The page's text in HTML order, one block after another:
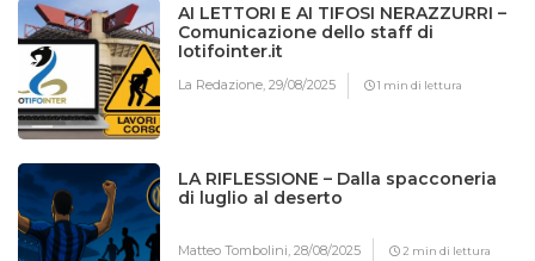
AI LETTORI E AI TIFOSI NERAZZURRI –
Comunicazione dello staff di
Iotifointer.it
La Redazione,29/08/2025 1 min di lettura
LA RIFLESSIONE – Dalla spacconeria
di luglio al deserto
Matteo Tombolini,28/08/2025 2 min di lettura